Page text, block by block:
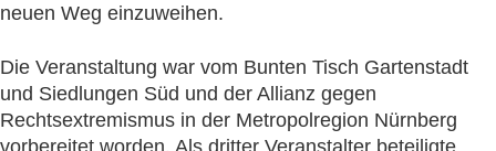
neuen Weg einzuweihen.
Die Veranstaltung war vom Bunten Tisch Gartenstadt
und Siedlungen Süd und der Allianz gegen
Rechtsextremismus in der Metropolregion Nürnberg
vorbereitet worden. Als dritter Veranstalter beteiligte